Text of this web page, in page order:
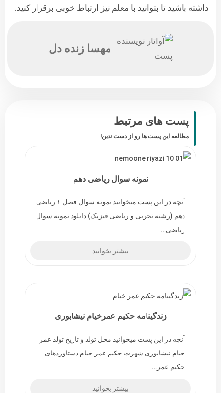
داشته باشید تا بتوانید با معلم نیز ارتباط خوبی برقرار کنید.
مهسا زنده دل
پست های مرتبط
مطالعه این پست ها رو از دست ندین!
نمونه سوال ریاضی دهم
آنچه در این پست میخوانید نمونه سوال فصل ۱ ریاضی
دهم (رشته تجربی و ریاضی فیزیک) دانلود نمونه سوال
ریاضی…
بیشتر بخوانید
زندگینامه حکیم عمرخیام نیشابوری
آنچه در این پست میخوانید محل تولد و تاریخ تولد عمر
خیام نیشابوری شهرت حکیم عمر خیام دستاوردهای
حکیم عمر…
بیشتر بخوانید